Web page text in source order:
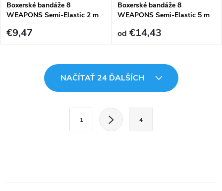
Boxerské bandáže 8
WEAPONS Semi-Elastic 2 m
€9,47
Boxerské bandáže 8
WEAPONS Semi-Elastic 5 m
od €14,43
NAČÍTAŤ 24 ĎALŠÍCH
k
1 4